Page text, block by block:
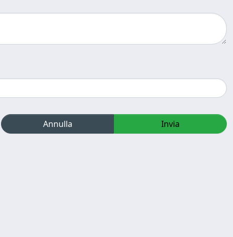
Annulla Invia